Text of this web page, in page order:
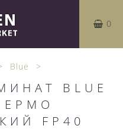
0
Blue
BLUE
FP40